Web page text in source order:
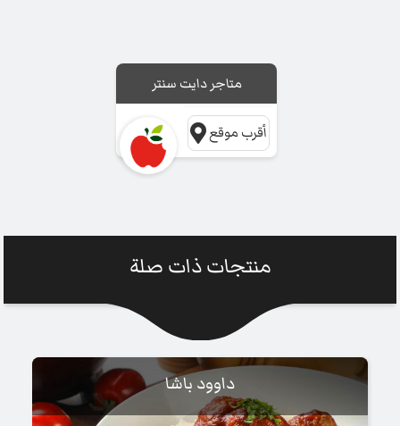
متاجر دايت سنتر
أقرب موقع
منتجات ذات صلة
داوود باشا